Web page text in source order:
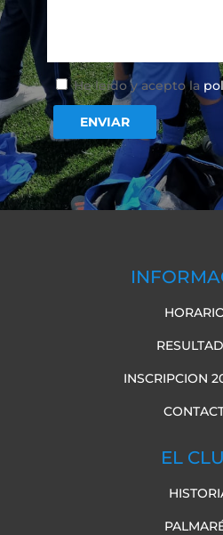
He leído y acepto la
INSCRIPCION
EL